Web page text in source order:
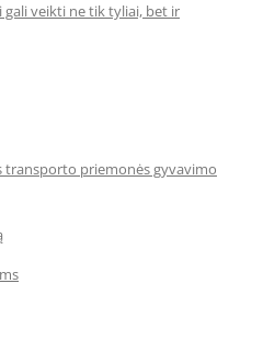
veikti ne tik tyliai, bet ir
priemonės gyvavimo